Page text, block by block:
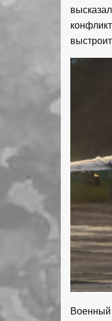
Военный